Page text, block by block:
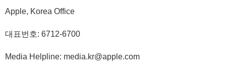
Apple, Korea Office
대표번호: 6712-6700
Media Helpline: media.kr@apple.com